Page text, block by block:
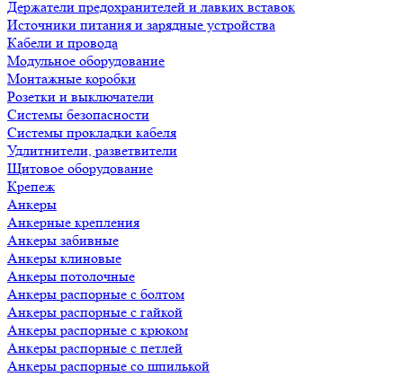
Держатели предохранителей и лавких вставок
Источники питания и зарядные устройства
Кабели и провода
Модульное оборудование
Монтажные коробки
Розетки и выключатели
Системы безопасности
Системы прокладки кабеля
Удлитнители, разветвители
Щитовое оборудование
Крепеж
Анкеры
Анкерные крепления
Анкеры забивные
Анкеры клиновые
Анкеры потолочные
Анкеры распорные с болтом
Анкеры распорные с гайкой
Анкеры распорные с крюком
Анкеры распорные с петлей
Анкеры распорные со шпилькой